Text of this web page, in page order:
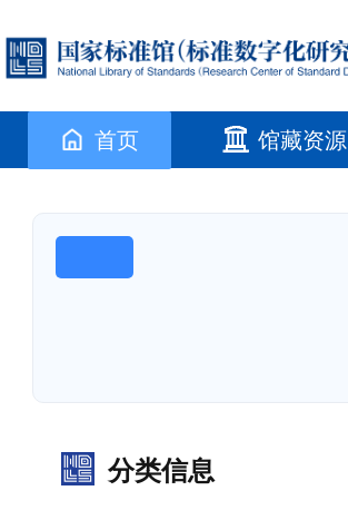
首页 馆藏资源
分类信息